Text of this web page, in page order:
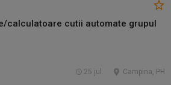
calculatoare cutii automate grupul
Campina, PH
25 jul.